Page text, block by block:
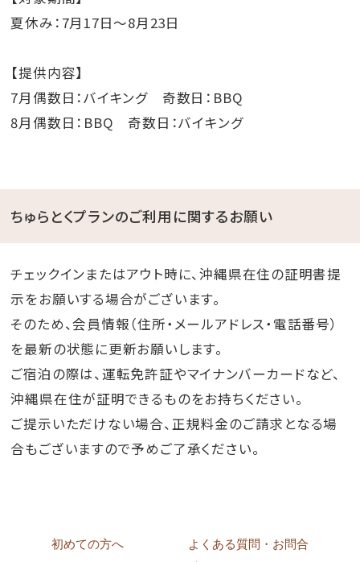
夏休み：7月17日～8月23日
【提供内容】
7月偶数日：バイキング 奇数日：BBQ
8月偶数日：BBQ 奇数日：バイキング
ちゅらとくプランのご利用に関するお願い
チェックインまたはアウト時に、沖縄県在住の証明書提
示をお願いする場合がございます。
そのため、会員情報（住所・メールアドレス・電話番号）
を最新の状態に更新お願いします。
ご宿泊の際は、運転免許証やマイナンバーカードなど、
沖縄県在住が証明できるものをお持ちください。
ご提示いただけない場合、正規料金のご請求となる場
合もございますので予めご了承ください。
初めての方へ
よくある質問・お問合